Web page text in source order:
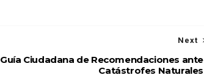
Next
Guía Ciudadana de Recomendaciones ante
Catástrofes Naturales